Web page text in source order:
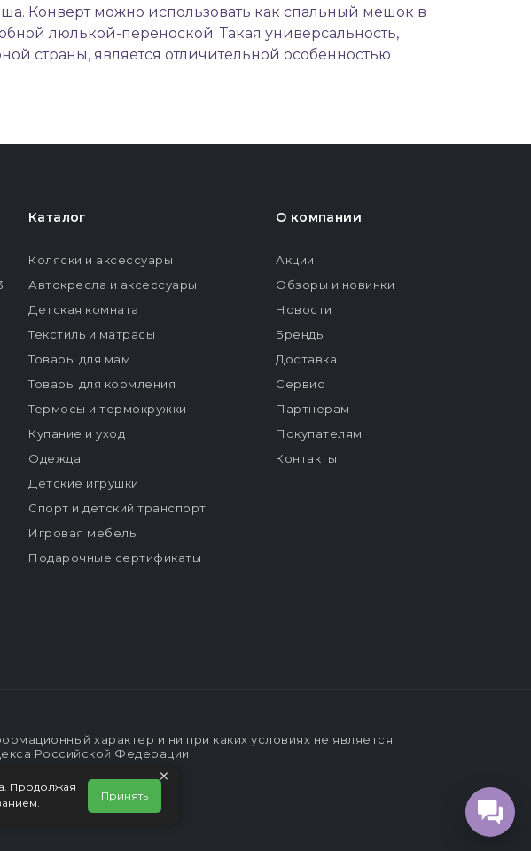
Конверт можно использовать как спальный мешок в
люлькой-переноской. Такая универсальность,
страны, является отличительной особенностью
Каталог
Коляски и аксессуары
Автокресла и аксессуары
Детская комната
Текстиль и матрасы
Товары для мам
Товары для кормления
Термосы и термокружки
Купание и уход
Одежда
Детские игрушки
Спорт и детский транспорт
Игровая мебель
Подарочные сертификаты
О компании
Акции
Обзоры и новинки
Новости
Бренды
Доставка
Сервис
Партнерам
Покупателям
Контакты
характер и ни при каких условиях не является
Российской Федерации
×
Продолжая
Принять